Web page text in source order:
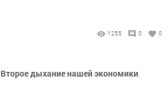
1255 0 0
Второе дыхание нашей экономики